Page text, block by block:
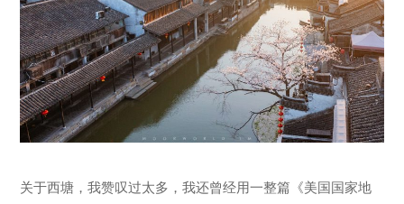
关于西塘，我赞叹过太多，我还曾经用一整篇《美国国家地